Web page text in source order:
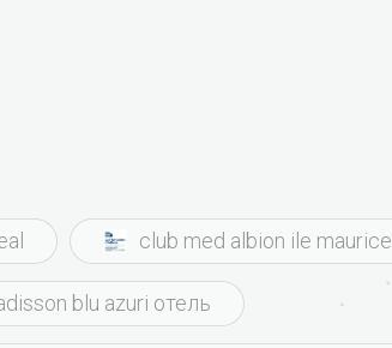
club med albion ile maurice
blu azuri отель